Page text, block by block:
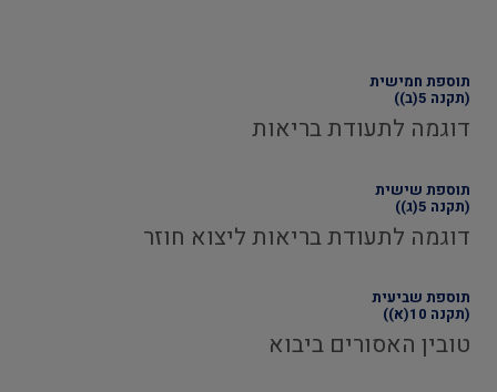
תוספת חמישית
(תקנה 5(ב))
דוגמה לתעודת בריאות
תוספת שישית
(תקנה 5(ג))
דוגמה לתעודת בריאות ליצוא חוזר
תוספת שביעית
(תקנה 10(א))
טובין האסורים ביבוא